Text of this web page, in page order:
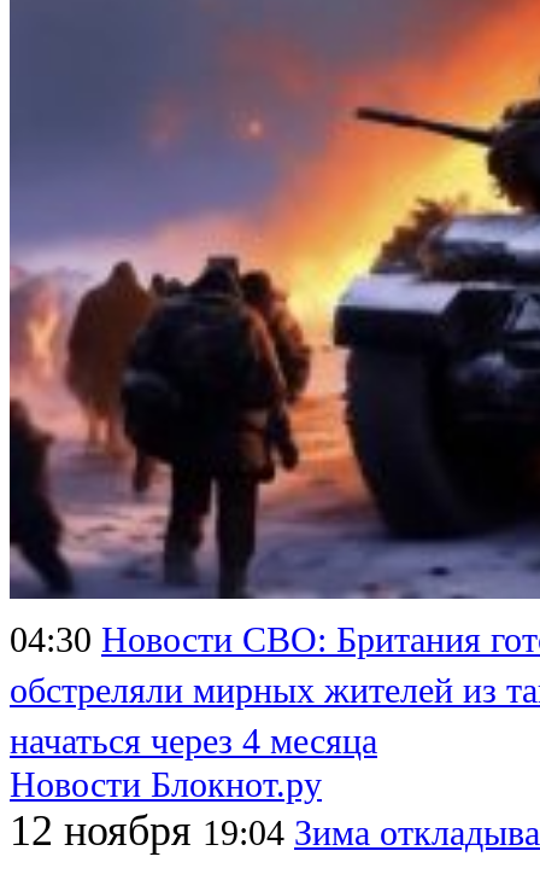
04:30 Новости СВО: Британия
обстреляли мирных жителей из
начаться через 4 месяца
Новости Блокнот.ру
12 ноября 19:04 Зима